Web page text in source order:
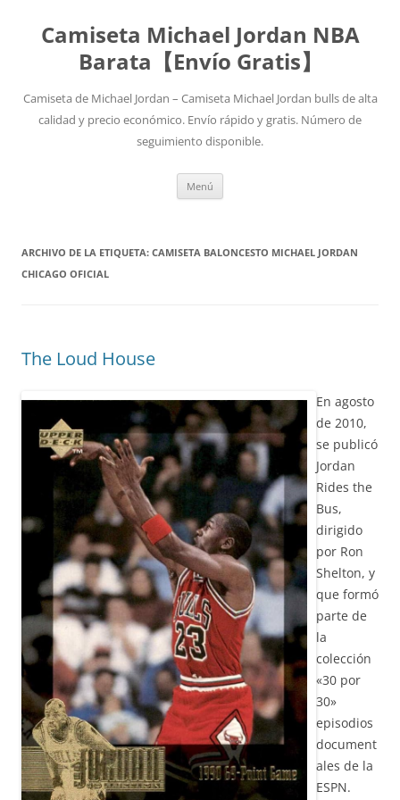
Camiseta Michael Jordan NBA
Barata【Envío Gratis】
Camiseta de Michael Jordan – Camiseta Michael Jordan bulls de alta
calidad y precio económico. Envío rápido y gratis. Número de
seguimiento disponible.
Menú
ARCHIVO DE LA ETIQUETA: CAMISETA BALONCESTO MICHAEL JORDAN
CHICAGO OFICIAL
The Loud House
En agosto
de 2010,
se publicó
Jordan
Rides the
Bus,
dirigido
por Ron
Shelton, y
que formó
parte de
la
colección
«30 por
30»
episodios
document
ales de la
ESPN.